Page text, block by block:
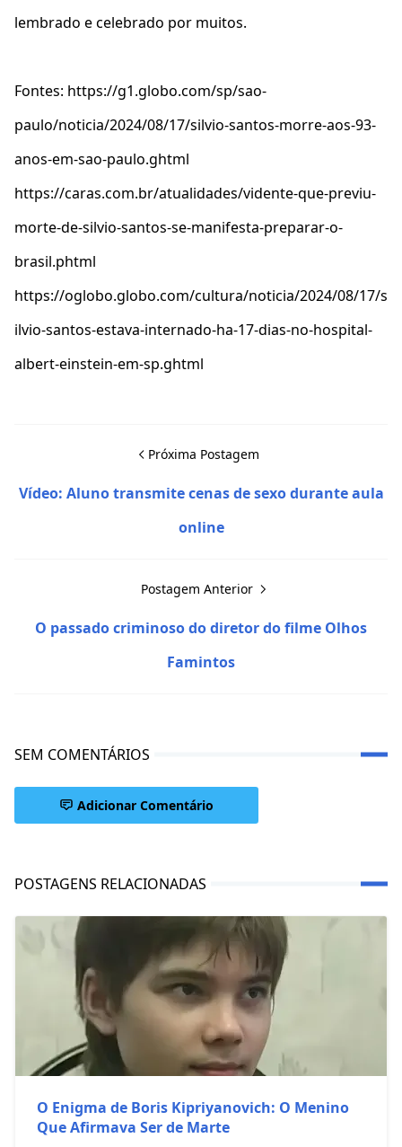
lembrado e celebrado por muitos.
Fontes: https://g1.globo.com/sp/sao-
paulo/noticia/2024/08/17/silvio-santos-morre-aos-93-
anos-em-sao-paulo.ghtml
https://caras.com.br/atualidades/vidente-que-previu-
morte-de-silvio-santos-se-manifesta-preparar-o-
brasil.phtml
https://oglobo.globo.com/cultura/noticia/2024/08/17/s
ilvio-santos-estava-internado-ha-17-dias-no-hospital-
albert-einstein-em-sp.ghtml
Próxima Postagem
Vídeo: Aluno transmite cenas de sexo durante aula
online
Postagem Anterior
O passado criminoso do diretor do filme Olhos
Famintos
SEM COMENTÁRIOS
Adicionar Comentário
POSTAGENS RELACIONADAS
O Enigma de Boris Kipriyanovich: O Menino
Que Afirmava Ser de Marte